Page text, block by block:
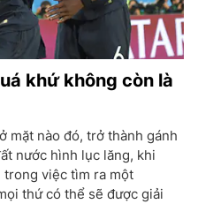
khứ không còn là
mặt nào đó, trở thành gánh
nước hình lục lăng, khi
trong việc tìm ra một
thứ có thể sẽ được giải